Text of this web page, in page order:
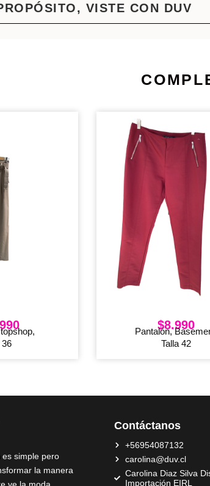
VISTE CON DUV
36
$8.990
Pantalón,
Talla 42
es simple pero
la manera
Contáctanos
+56954087132
carolina@duv.cl
Carolina Diaz Silva
Importación EIRL